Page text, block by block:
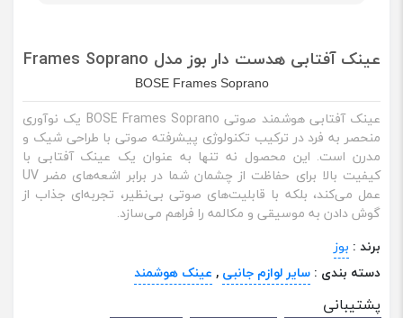
عینک آفتابی هدست دار بوز مدل BOSE Frames Soprano
BOSE Frames Soprano
عینک آفتابی هوشمند صوتی BOSE Frames Soprano یک نوآوری
منحصر به فرد در ترکیب تکنولوژی پیشرفته صوتی با طراحی شیک و
مدرن است. این محصول نه تنها به عنوان یک عینک آفتابی با
کیفیت بالا برای حفاظت از چشمان شما در برابر اشعه‌های مضر UV
عمل می‌کند، بلکه با قابلیت‌های صوتی بی‌نظیر، تجربه‌ای جذاب از
گوش دادن به موسیقی و مکالمه را فراهم می‌سازد.
برند : بوز
دسته بندی : سایر لوازم جانبی , عینک هوشمند
پشتیبانی